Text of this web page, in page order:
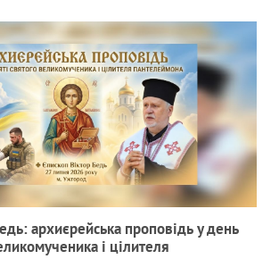
архиєрейська проповідь у день
і цілителя